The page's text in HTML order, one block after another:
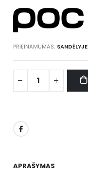
PRIEINAMUMAS: SANDĖLYJE
APRAŠYMAS